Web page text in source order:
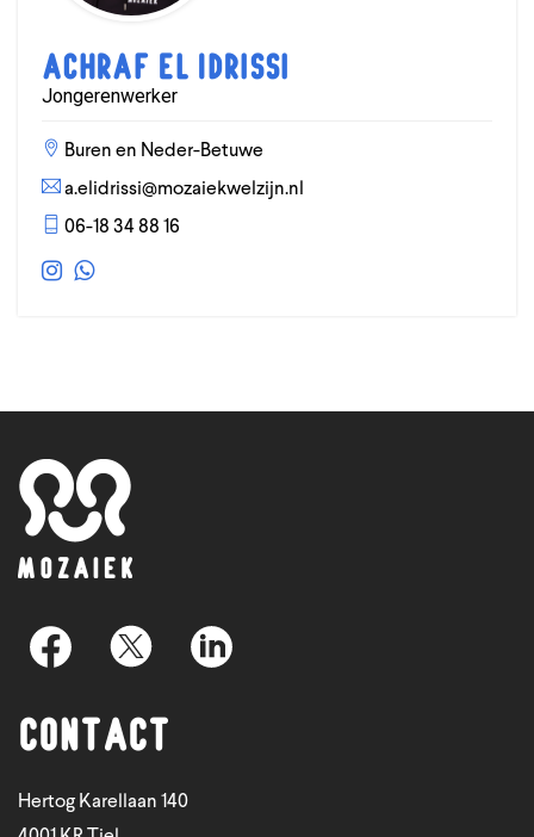
Achraf El Idrissi
Jongerenwerker
Buren en Neder-Betuwe
a.elidrissi@mozaiekwelzijn.nl
06-18 34 88 16
Contact
Hertog Karellaan 140